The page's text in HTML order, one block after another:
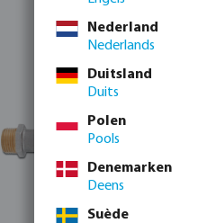
Nederland
Nederlands
Duitsland
Duits
Polen
Pools
Denemarken
Deens
Suède